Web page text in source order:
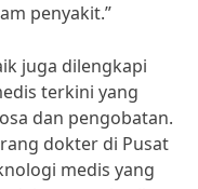
penyakit.”
juga dilengkapi
terkini yang
dan pengobatan.
dokter di Pusat
medis yang